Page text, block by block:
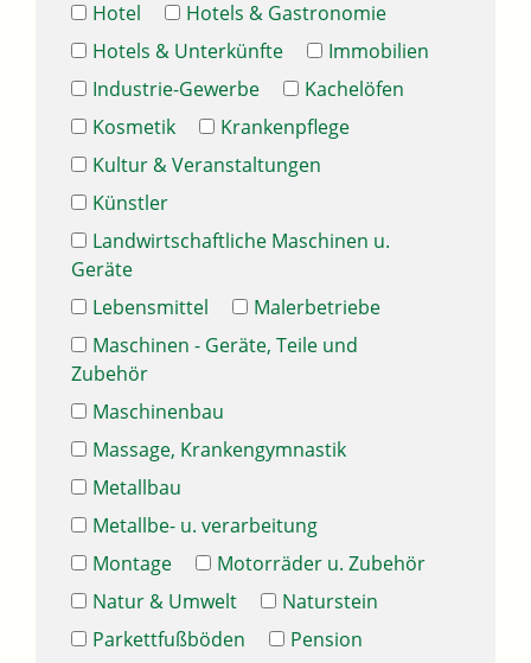
Hotel
Hotels & Gastronomie
Hotels & Unterkünfte
Immobilien
Industrie-Gewerbe
Kachelöfen
Kosmetik
Krankenpflege
Kultur & Veranstaltungen
Künstler
Landwirtschaftliche Maschinen u.
Geräte
Lebensmittel
Malerbetriebe
Maschinen - Geräte, Teile und
Zubehör
Maschinenbau
Massage, Krankengymnastik
Metallbau
Metallbe- u. verarbeitung
Montage
Motorräder u. Zubehör
Natur & Umwelt
Naturstein
Parkettfußböden
Pension